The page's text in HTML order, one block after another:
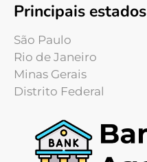
Principais estados
São Paulo
Rio de Janeiro
Minas Gerais
Distrito Federal